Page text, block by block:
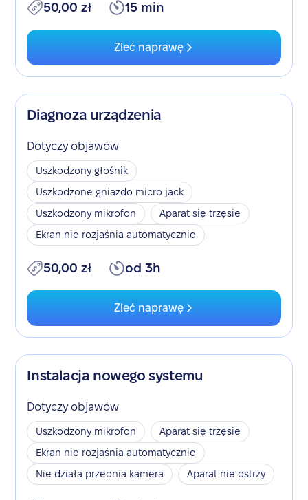
50,00 zł 15 min
Zleć naprawę
Diagnoza urządzenia
Dotyczy objawów
Uszkodzony głośnik
Uszkodzone gniazdo micro jack
Uszkodzony mikrofon
Aparat się trzęsie
Ekran nie rozjaśnia automatycznie
50,00 zł od 3h
Zleć naprawę
Instalacja nowego systemu
Dotyczy objawów
Uszkodzony mikrofon
Aparat się trzęsie
Ekran nie rozjaśnia automatycznie
Nie działa przednia kamera
Aparat nie ostrzy